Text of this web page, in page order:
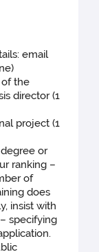
email
the
director (1
project (1
or
ranking –
of
does
insist with
specifying